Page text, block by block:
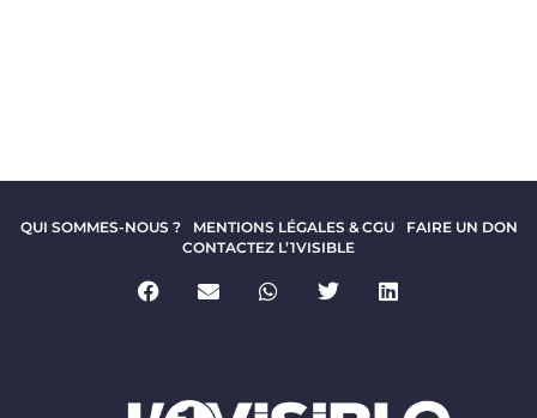
QUI SOMMES-NOUS ? MENTIONS LÉGALES & CGU
FAIRE UN DON
CONTACTEZ L’1VISIBLE